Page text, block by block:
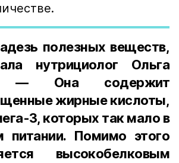
полезных веществ,
нутрициолог Ольга
— Она содержит
жирные кислоты,
3, которых так мало в
питании. Помимо этого
высокобелковым